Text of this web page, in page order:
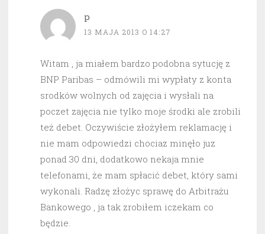
p
13 MAJA 2013 O 14:27
Witam , ja miałem bardzo podobna sytucję z
BNP Paribas – odmówili mi wypłaty z konta
srodków wolnych od zajęcia i wysłali na
poczet zajęcia nie tylko moje środki ale zrobili
też debet. Oczywiście złożyłem reklamację i
nie mam odpowiedzi chociaz minęło juz
ponad 30 dni, dodatkowo nekaja mnie
telefonami, że mam spłacić debet, który sami
wykonali. Radzę złożyc sprawę do Arbitrażu
Bankowego , ja tak zrobiłem iczekam co
będzie.